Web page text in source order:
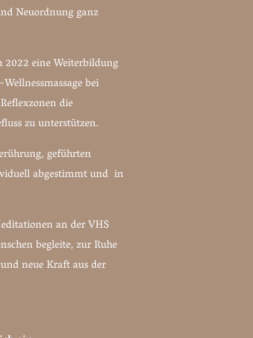
Neuordnung ganz
2022 eine Weiterbildung
bei
die
zu unterstützen.
geführten
abgestimmt und in
an der VHS
begleite, zur Ruhe
neue Kraft aus der